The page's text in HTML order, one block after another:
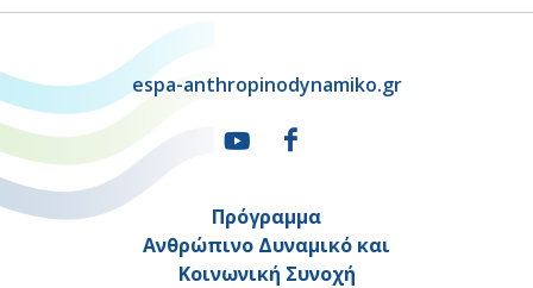
espa-anthropinodynamiko.gr
Πρόγραμμα
Ανθρώπινο Δυναμικό και
Κοινωνική Συνοχή